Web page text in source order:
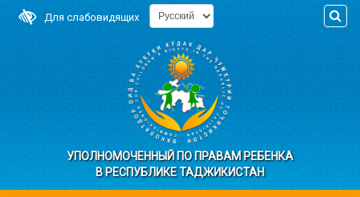
Для слабовидящих
УПОЛНОМОЧЕННЫЙ ПО ПРАВАМ РЕБЕНКА
В РЕСПУБЛИКЕ ТАДЖИКИСТАН